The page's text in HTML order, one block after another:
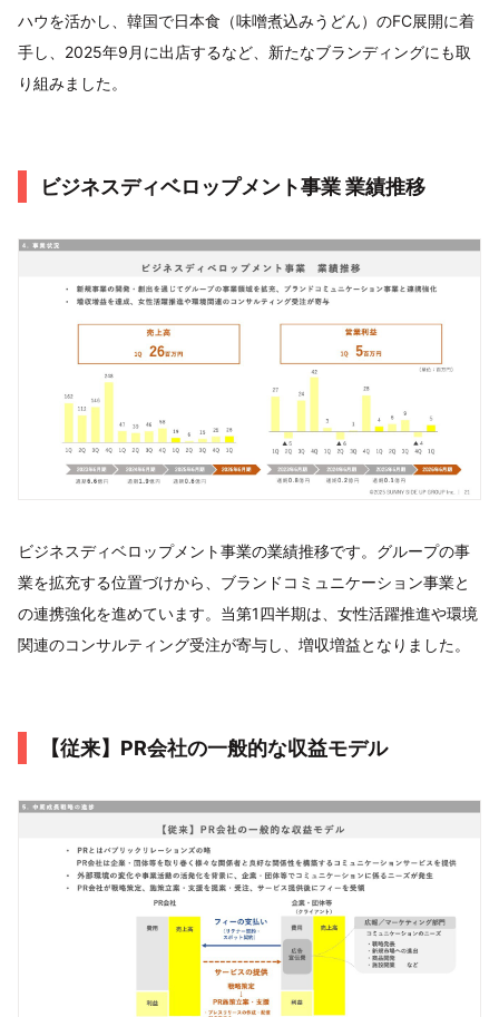
ハウを活かし、韓国で日本食（味噌煮込みうどん）のFC展開に着
手し、2025年9月に出店するなど、新たなブランディングにも取
り組みました。
ビジネスディベロップメント事業 業績推移
ビジネスディベロップメント事業の業績推移です。グループの事
業を拡充する位置づけから、ブランドコミュニケーション事業と
の連携強化を進めています。当第1四半期は、女性活躍推進や環境
関連のコンサルティング受注が寄与し、増収増益となりました。
【従来】PR会社の一般的な収益モデル